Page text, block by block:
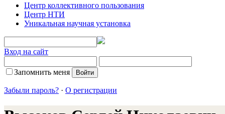
Центр коллективного пользования
Центр НТИ
Уникальная научная установка
Вход на сайт
Запомнить меня
Забыли пароль? · О регистрации